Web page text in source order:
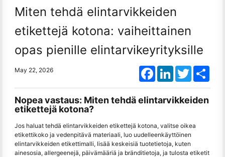
Miten tehdä elintarvikkeiden
etikettejä kotona: vaiheittainen
opas pienille elintarvikeyrityksille
May 22, 2026 FacebookLinkedInTwitter
Nopea vastaus: Miten tehdä elintarvikkeiden
etikettejä kotona?
Jos haluat tehdä elintarvikkeiden etikettejä kotona, valitse oikea
etikettikoko ja vedenpitävä materiaali, luo uudelleenkäyttöinen
elintarvikkeiden etikettimalli, lisää keskeisiä tuotetietoja, kuten
ainesosia, allergeenejä, päivämääriä ja bränditietoja, ja tulosta etiketit